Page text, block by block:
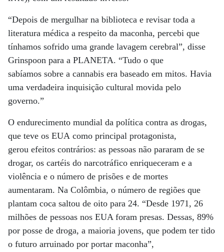
“Depois de mergulhar na biblioteca e revisar toda a
literatura médica a respeito da maconha, percebi que
tínhamos sofrido uma grande lavagem cerebral”, disse
Grinspoon para a PLANETA. “Tudo o que
sabíamos sobre a cannabis era baseado em mitos. Havia
uma verdadeira inquisição cultural movida pelo
governo.”
O endurecimento mundial da política contra as drogas,
que teve os EUA como principal protagonista,
gerou efeitos contrários: as pessoas não pararam de se
drogar, os cartéis do narcotráfico enriqueceram e a
violência e o número de prisões e de mortes
aumentaram. Na Colômbia, o número de regiões que
plantam coca saltou de oito para 24. “Desde 1971, 26
milhões de pessoas nos EUA foram presas. Dessas, 89%
por posse de droga, a maioria jovens, que podem ter tido
o futuro arruinado por portar maconha”,